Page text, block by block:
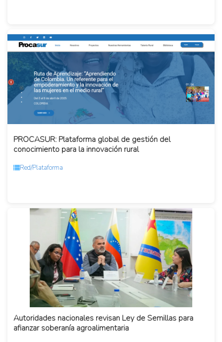
PROCASUR: Plataforma global de gestión del
conocimiento para la innovación rural
Red/Plataforma
Autoridades nacionales revisan Ley de Semillas para
afianzar soberanía agroalimentaria